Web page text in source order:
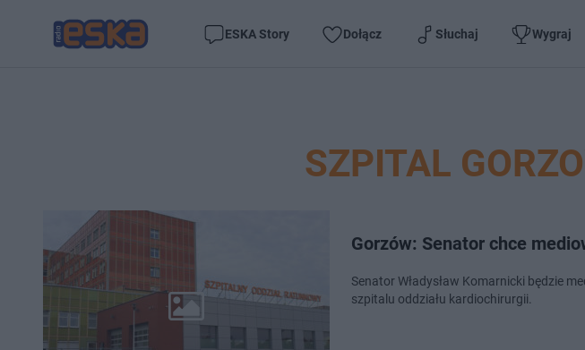
ESKA Story Dołącz Słuchaj Wygraj
SZPITAL
Gorzów: Senator chce
Senator Władysław Komarnicki będzie
szpitalu oddziału kardiochirurgii.